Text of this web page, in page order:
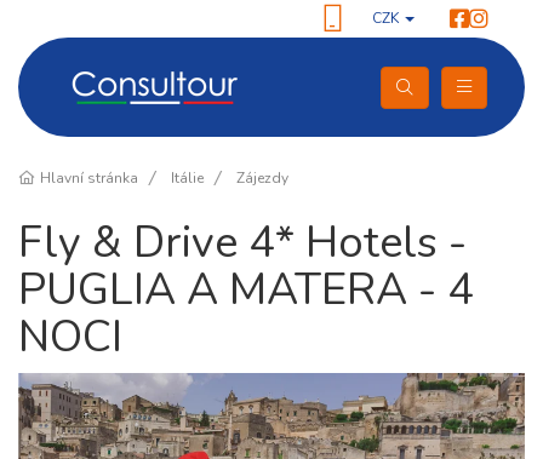
CZK
Hlavní stránka Itálie Zájezdy
Fly & Drive 4* Hotels -
PUGLIA A MATERA - 4
NOCI